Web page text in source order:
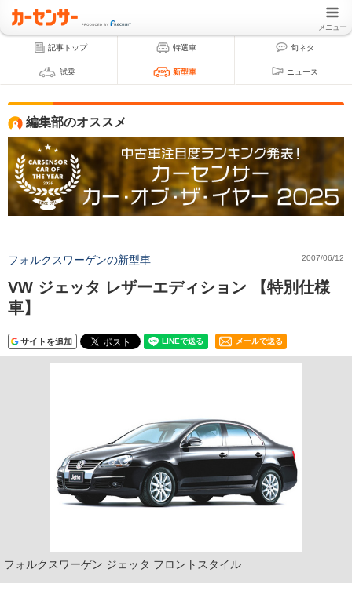
メニュー
記事トップ 特選車 旬ネタ
試乗 新型車 ニュース
編集部のオススメ
フォルクスワーゲンの新型車 2007/06/12
VW ジェッタ レザーエディション 【特別仕様
車】
サイトを追加 メールで送る
フォルクスワーゲン ジェッタ フロントスタイル